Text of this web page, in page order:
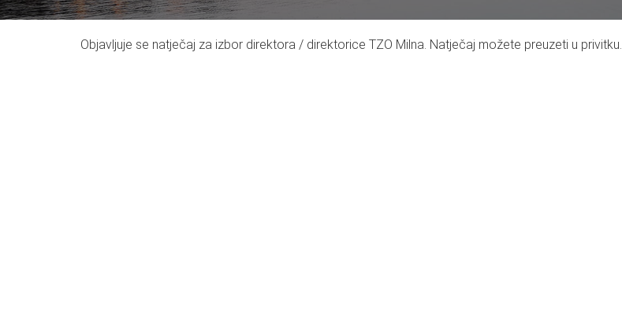
Objavljuje se natječaj za izbor direktora / direktorice TZO Milna. Natječaj možete preuzeti u privitku.